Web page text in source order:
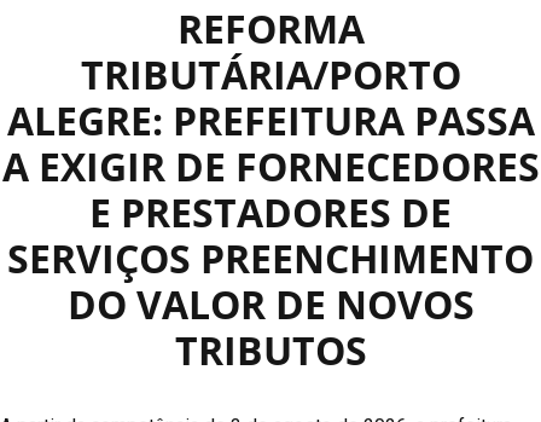
REFORMA
TRIBUTÁRIA/PORTO
ALEGRE: PREFEITURA PASSA
A EXIGIR DE FORNECEDORES
E PRESTADORES DE
SERVIÇOS PREENCHIMENTO
DO VALOR DE NOVOS
TRIBUTOS